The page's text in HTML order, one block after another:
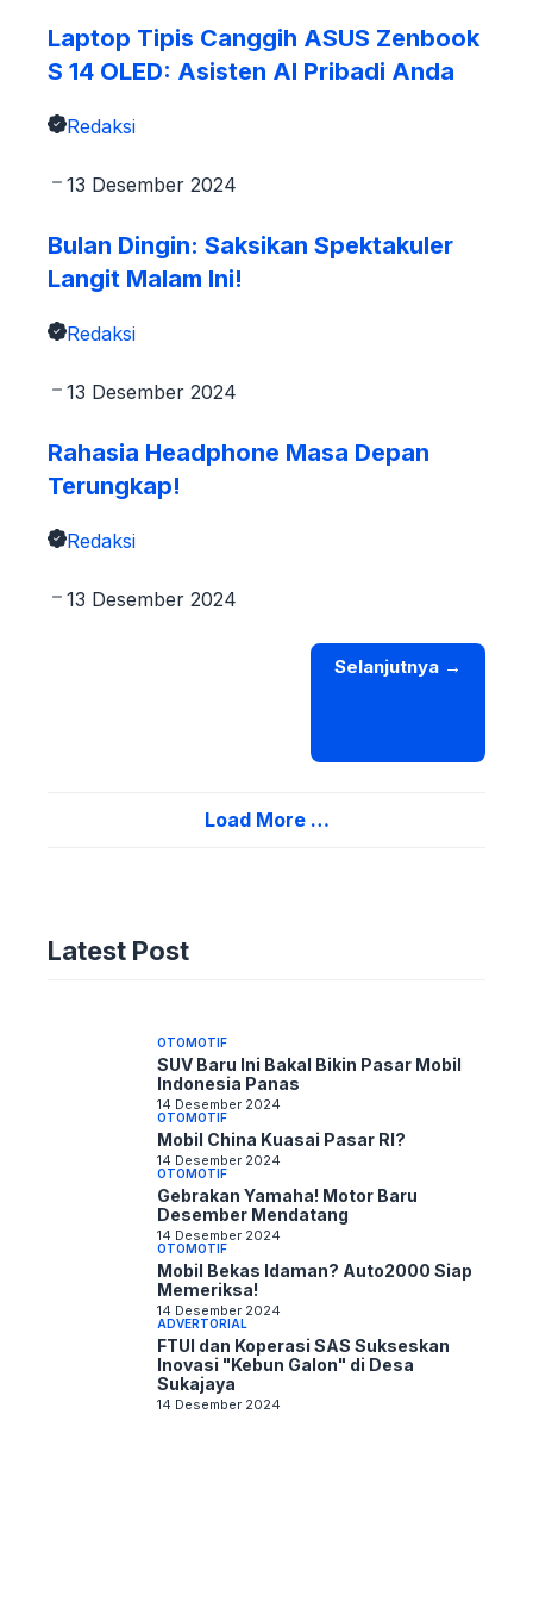
Laptop Tipis Canggih ASUS Zenbook
S 14 OLED: Asisten AI Pribadi Anda
Redaksi
13 Desember 2024
Bulan Dingin: Saksikan Spektakuler
Langit Malam Ini!
Redaksi
13 Desember 2024
Rahasia Headphone Masa Depan
Terungkap!
Redaksi
13 Desember 2024
Selanjutnya →
Load More …
Latest Post
100+ Kode Curang Terlengkap!
OTOMOTIF
SUV Baru Ini Bakal Bikin Pasar Mobil
Indonesia Panas
14 Desember 2024
OTOMOTIF
Mobil China Kuasai Pasar RI?
14 Desember 2024
OTOMOTIF
Gebrakan Yamaha! Motor Baru
Desember Mendatang
14 Desember 2024
OTOMOTIF
Mobil Bekas Idaman? Auto2000 Siap
Memeriksa!
14 Desember 2024
ADVERTORIAL
FTUI dan Koperasi SAS Sukseskan
Inovasi "Kebun Galon" di Desa
Sukajaya
14 Desember 2024